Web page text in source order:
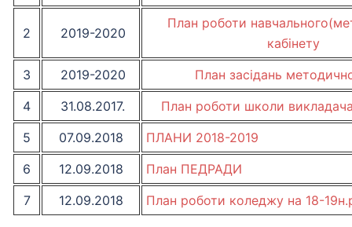
2 2019-2020
План роботи
кабінету
3
2019-2020
План засідань
4
31.08.2017.
План роботи школи
5
07.09.2018
ПЛАНИ 2018-2019
6
12.09.2018
План ПЕДРАДИ
7
12.09.2018 План роботи коледжу на 18-